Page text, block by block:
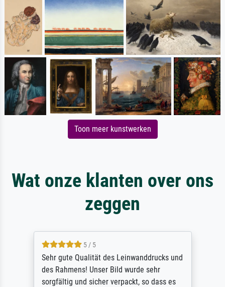
Toon meer kunstwerken
Wat onze klanten over ons
zeggen
5 / 5
Sehr gute Qualität des Leinwanddrucks und
des Rahmens! Unser Bild wurde sehr
sorgfältig und sicher verpackt, so dass es